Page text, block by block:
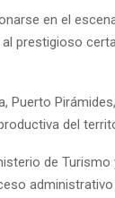
en el
prestigioso
Puerto
del
de